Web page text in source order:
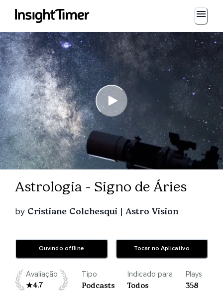
Astrologia - Signo de Áries
by Cristiane Colchesqui | Astro Vision
Ouvindo offline Tocar no Aplicativo
Avaliação
4.7
Tipo
Podcasts
Indicado para
Todos
Plays
358